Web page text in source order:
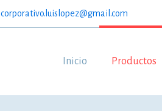
corporativo.luislopez@gmail.com
Inicio Productos